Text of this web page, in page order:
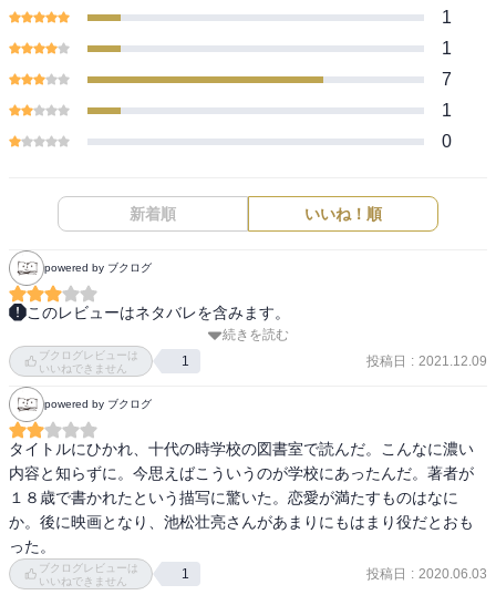
1
1
7
1
0
新着順 いいね！順
powered by ブクログ
このレビューはネタバレを含みます。
『海を感じる時』 一回目(2021/12/09)
くだらないことをしたことがないからわからない
という母の言葉は先に死んでしまった父への憎しみや愛が行く先が
ないがゆえに、証明ができないがゆえにどす黒いものになってしま
った、そこから生まれた言葉に思えた。自分の言葉で自分を正し、
証明し、守ろうとしているように捉えた。
自分の純潔さは娘にも求めるものとなる。なんたってあの人と自分
の子供であり、何より娘の不出来は自分にも影響があるから。
父が死んでから起こった親族とのいざこざで父に対する生前の愛は
続きを読む
ブクログレビューは
いいねできません
1 投稿日 : 2021.12.09
powered by ブクログ
タイトルにひかれ、十代の時学校の図書室で読んだ。こんなに濃い
内容と知らずに。今思えばこういうのが学校にあったんだ。著者が
１８歳で書かれたという描写に驚いた。恋愛が満たすものはなに
か。後に映画となり、池松壮亮さんがあまりにもはまり役だとおも
った。
ブクログレビューは
いいねできません
1 投稿日 : 2020.06.03